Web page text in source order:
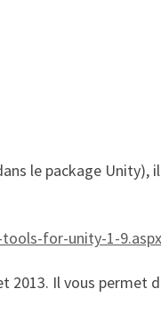
le package Unity),
for-unity-1-9.aspx
2013. Il vous